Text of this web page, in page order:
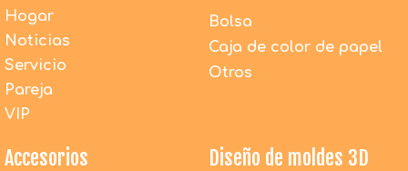
Hogar
Noticias
Servicio
Pareja
VIP
Bolsa
Caja de color de papel
Otros
Accesorios Diseño de moldes 3D